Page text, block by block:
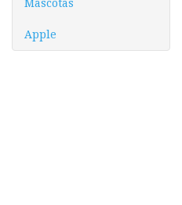
Mascotas
Apple